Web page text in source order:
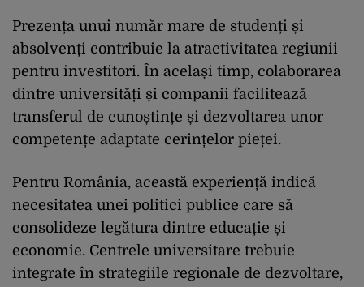
Prezența unui număr mare de studenți și
absolvenți contribuie la atractivitatea regiunii
pentru investitori. În același timp, colaborarea
dintre universități și companii facilitează
transferul de cunoștințe și dezvoltarea unor
competențe adaptate cerințelor pieței.
Pentru România, această experiență indică
necesitatea unei politici publice care să
consolideze legătura dintre educație și
economie. Centrele universitare trebuie
integrate în strategiile regionale de dezvoltare,